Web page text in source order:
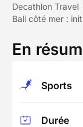
Decathlon Travel
Bali côté mer :
En
Sports
Durée